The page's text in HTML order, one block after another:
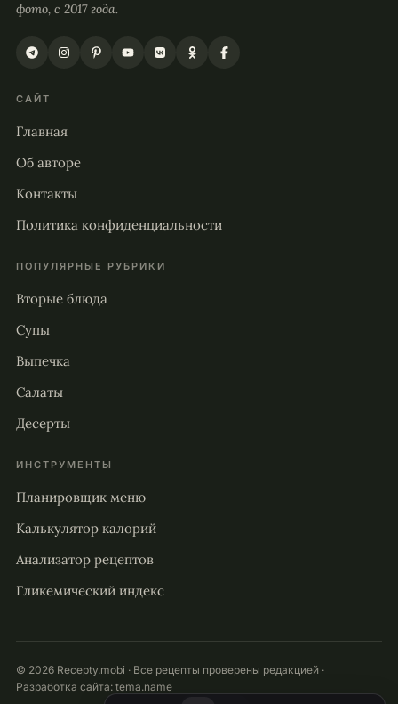
фото, с 2017 года.
САЙТ
Главная
Об авторе
Контакты
Политика конфиденциальности
ПОПУЛЯРНЫЕ РУБРИКИ
Вторые блюда
Супы
Выпечка
Салаты
Десерты
ИНСТРУМЕНТЫ
Планировщик меню
Калькулятор калорий
Анализатор рецептов
Гликемический индекс
© 2026 Recepty.mobi · Все рецепты проверены редакцией ·
Разработка сайта: tema.name